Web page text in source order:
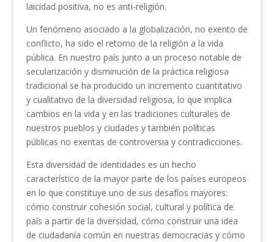
laicidad positiva, no es anti-religión.
Un fenómeno asociado a la globalización, no exento de
conflicto, ha sido el retorno de la religión a la vida
pública. En nuestro país junto a un proceso notable de
secularización y disminución de la práctica religiosa
tradicional se ha producido un incremento cuantitativo
y cualitativo de la diversidad religiosa, lo que implica
cambios en la vida y en las tradiciones culturales de
nuestros pueblos y ciudades y también políticas
públicas no exentas de controversia y contradicciones.
Esta diversidad de identidades es un hecho
característico de la mayor parte de los países europeos
en lo que constituye uno de sus desafíos mayores:
cómo construir cohesión social, cultural y política de
país a partir de la diversidad, cómo construir una idea
de ciudadanía común en nuestras democracias y cómo